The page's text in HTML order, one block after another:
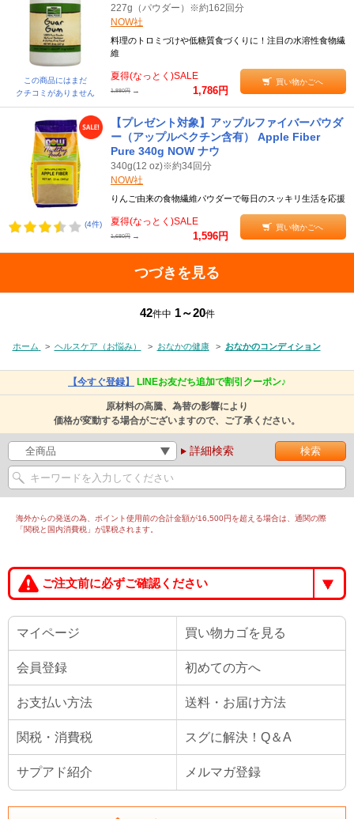
この商品にはまだ
クチコミがありません
227g（パウダー）※約162回分
NOW社
料理のトロミづけや低糖質食づくりに！注目の水溶性食物繊
維
夏得(なっとく)SALE
1,880円 → 1,786円
買い物かごへ
(4件)
【プレゼント対象】アップルファイバーパウダ
ー（アップルペクチン含有） Apple Fiber
Pure 340g NOW ナウ
340g(12 oz)※約34回分
NOW社
りんご由来の食物繊維パウダーで毎日のスッキリ生活を応援
夏得(なっとく)SALE
1,680円 → 1,596円
買い物かごへ
つづきを見る
42件中 1～20件
ホーム > ヘルスケア（お悩み） > おなかの健康 > おなかのコンディション
【今すぐ登録】 LINEお友だち追加で割引クーポン♪
原材料の高騰、為替の影響により
価格が変動する場合がございますので、ご了承ください。
詳細検索
海外からの発送の為、ポイント使用前の合計金額が16,500円を超える場合は、通関の際
「関税と国内消費税」が課税されます。
ご注文前に必ずご確認ください
マイページ 買い物カゴを見る
会員登録 初めての方へ
お支払い方法 送料・お届け方法
関税・消費税 スグに解決！Q＆A
サプアド紹介 メルマガ登録